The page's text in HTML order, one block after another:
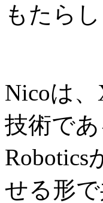
もたらし
Nicoは
技術で
Robotics
せる形